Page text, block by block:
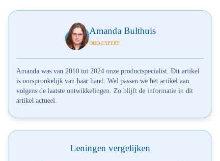
Amanda Bulthuis
OUD-EXPERT
Amanda was van 2010 tot 2024 onze productspecialist. Dit artikel
is oorspronkelijk van haar hand. Wel passen we het artikel aan
volgens de laatste ontwikkelingen. Zo blijft de informatie in dit
artikel actueel.
Leningen vergelijken